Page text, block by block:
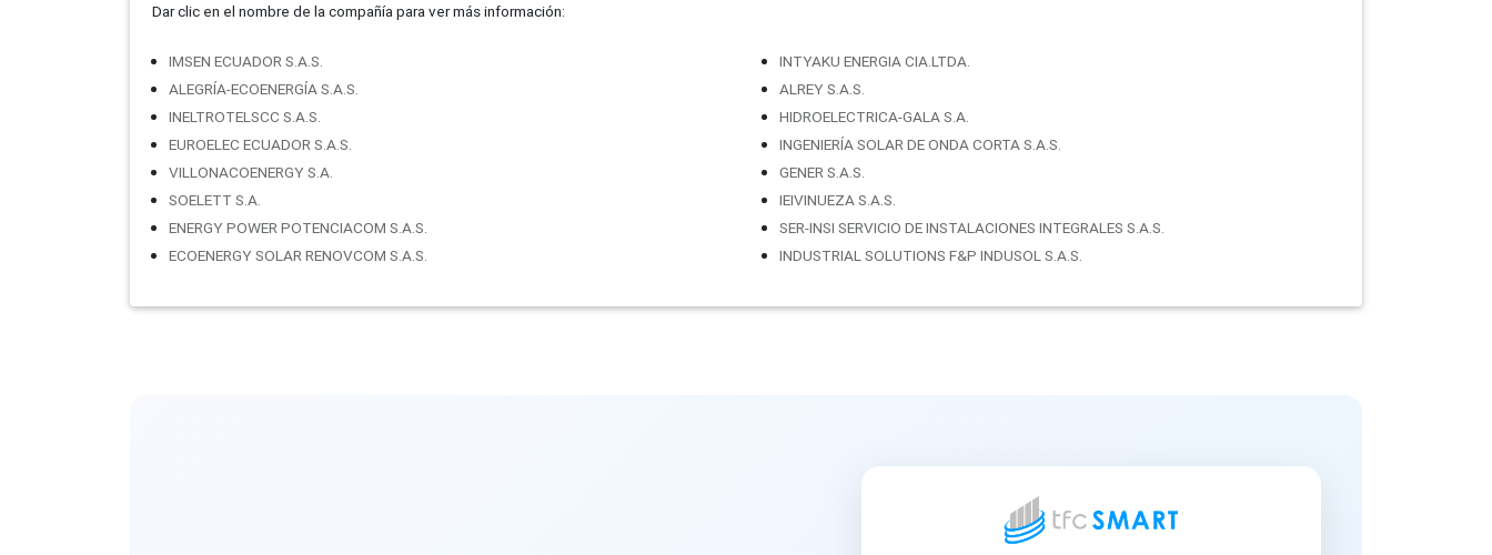
Dar clic en el nombre de la compañí­a para ver más información:
IMSEN ECUADOR S.A.S.
ALEGRÍA-ECOENERGÍA S.A.S.
INELTROTELSCC S.A.S.
EUROELEC ECUADOR S.A.S.
VILLONACOENERGY S.A.
SOELETT S.A.
ENERGY POWER POTENCIACOM S.A.S.
ECOENERGY SOLAR RENOVCOM S.A.S.
INTYAKU ENERGIA CIA.LTDA.
ALREY S.A.S.
HIDROELECTRICA-GALA S.A.
INGENIERÍA SOLAR DE ONDA CORTA S.A.S.
GENER S.A.S.
IEIVINUEZA S.A.S.
SER-INSI SERVICIO DE INSTALACIONES INTEGRALES S.A.S.
INDUSTRIAL SOLUTIONS F&P INDUSOL S.A.S.